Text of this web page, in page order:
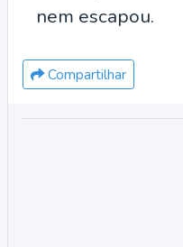
nem escapou.
Compartilhar